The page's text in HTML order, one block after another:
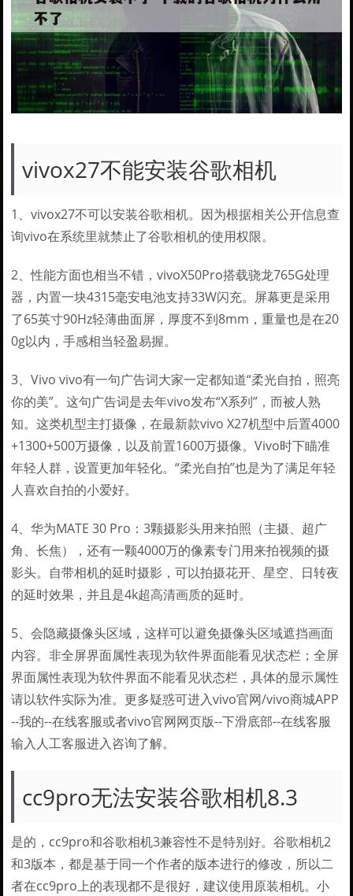
vivox27不能安装谷歌相机
1、vivox27不可以安装谷歌相机。因为根据相关公开信息查
询vivo在系统里就禁止了谷歌相机的使用权限。
2、性能方面也相当不错，vivoX50Pro搭载骁龙765G处理
器，内置一块4315毫安电池支持33W闪充。屏幕更是采用
了65英寸90Hz轻薄曲面屏，厚度不到8mm，重量也是在20
0g以内，手感相当轻盈易握。
3、Vivo vivo有一句广告词大家一定都知道“柔光自拍，照亮
你的美”。这句广告词是去年vivo发布“X系列”，而被人熟
知。这类机型主打摄像，在最新款vivo X27机型中后置4000
+1300+500万摄像，以及前置1600万摄像。Vivo时下瞄准
年轻人群，设置更加年轻化。“柔光自拍”也是为了满足年轻
人喜欢自拍的小爱好。
4、华为MATE 30 Pro：3颗摄影头用来拍照（主摄、超广
角、长焦），还有一颗4000万的像素专门用来拍视频的摄
影头。自带相机的延时摄影，可以拍摄花开、星空、日转夜
的延时效果，并且是4k超高清画质的延时。
5、会隐藏摄像头区域，这样可以避免摄像头区域遮挡画面
内容。非全屏界面属性表现为软件界面能看见状态栏；全屏
界面属性表现为软件界面不能看见状态栏，具体的显示属性
请以软件实际为准。更多疑惑可进入vivo官网/vivo商城APP
--我的--在线客服或者vivo官网网页版--下滑底部--在线客服
输入人工客服进入咨询了解。
cc9pro无法安装谷歌相机8.3
是的，cc9pro和谷歌相机3兼容性不是特别好。谷歌相机2
和3版本，都是基于同一个作者的版本进行的修改，所以二
者在cc9pro上的表现都不是很好，建议使用原装相机。小